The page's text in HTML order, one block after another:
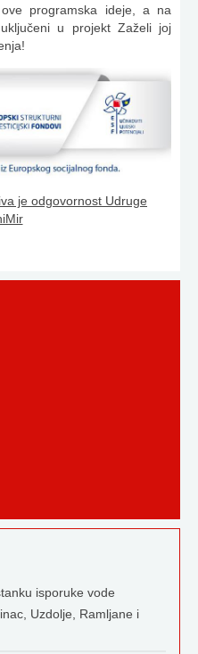
programska ideje, a na
u projekt Zaželi joj
je odgovornost Udruge
isporuke vode
Uzdolje, Ramljane i